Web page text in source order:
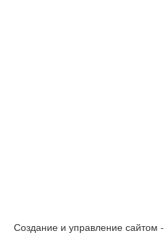
Создание и управление сайтом -